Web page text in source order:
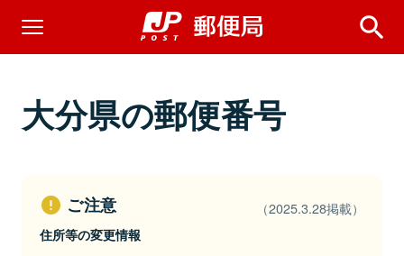
大分県の郵便番号
ご注意 （2025.3.28掲載）
住所等の変更情報